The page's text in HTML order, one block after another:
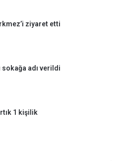
ziyaret etti
sokağa adı verildi
1 kişilik